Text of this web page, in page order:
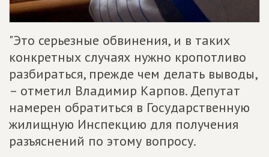
"Это серьезные обвинения, и в таких
конкретных случаях нужно кропотливо
разбираться, прежде чем делать выводы,
– отметил Владимир Карпов. Депутат
намерен обратиться в Государственную
жилищную Инспекцию для получения
разъяснений по этому вопросу.